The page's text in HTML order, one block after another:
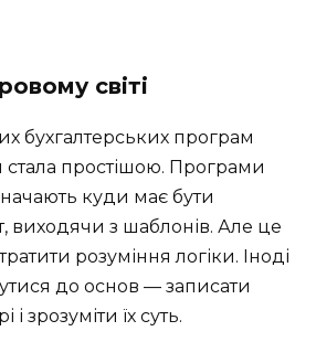
світі
бухгалтерських програм
стала простішою. Програми
куди має бути
виходячи з шаблонів. Але це
розуміння логіки. Іноді
до основ — записати
і зрозуміти їх суть.